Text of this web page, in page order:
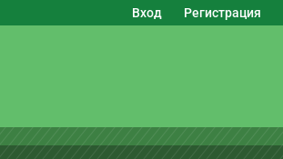
Вход Регистрация